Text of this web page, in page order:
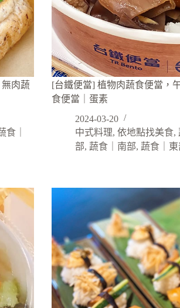
肉蔬
食｜
[台鐵便當] 植物肉蔬食便當，
食便當｜蛋素
2024-03-20
中式料理,依地點找美食,
部, 蔬食｜南部, 蔬食｜東